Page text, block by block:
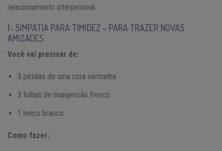
relacionamento interpessoal.
1- SIMPATIA PARA TIMIDEZ – PARA TRAZER NOVAS
AMIZADES
Você vai precisar de:
3 pétalas de uma rosa vermelha
3 folhas de manjericão fresco
1 lenço branco
Como fazer: